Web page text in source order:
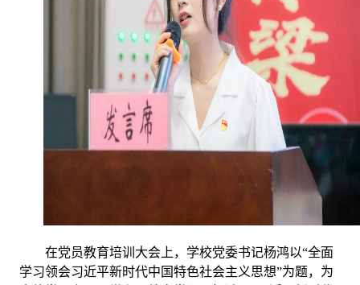
在党员教育培训大会上，学校党委书记杨鸿以“全面
学习领会习近平新时代中国特色社会主义思想”为题，为